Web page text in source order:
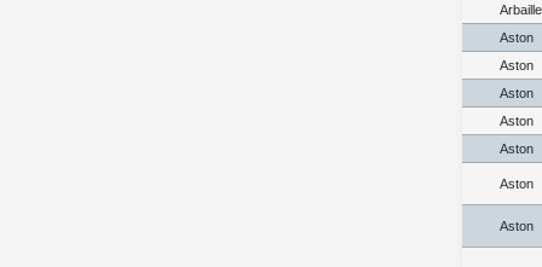
Aston
Aston
Aston
Aston
Aston
Aston
Aston